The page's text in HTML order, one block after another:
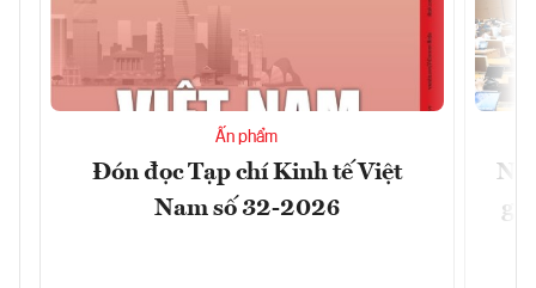
Ấn phẩm
Đón đọc Tạp chí Kinh tế Việt
Nam số 32-2026